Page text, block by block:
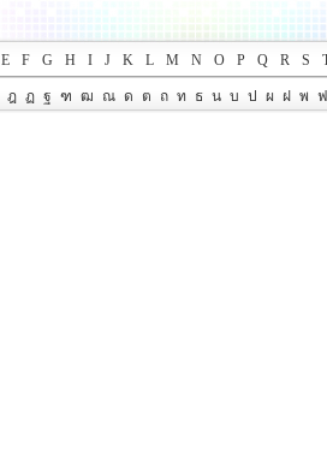
E F G H I J K L M N O P Q R S
ฎ ฏ ฐ ฑ ฒ ณ ด ต ถ ท ธ น บ ป ผ ฝ พ ฟ